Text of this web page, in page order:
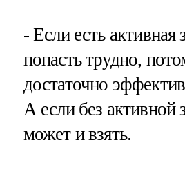
- Если есть активная
попасть трудно,
достаточно
А если без активной
может и взять.